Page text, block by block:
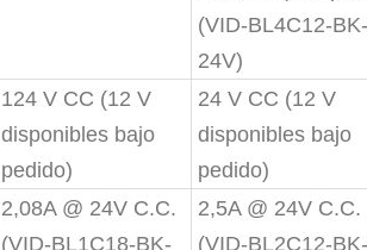
(VID-BL4C12-BK-
24V)
124 V CC (12 V
disponibles bajo
pedido)
24 V CC (12 V
disponibles bajo
pedido)
2,08A @ 24V C.C.
(VID-BL1C18-BK-
2,5A @ 24V C.C.
(VID-BL2C12-BK-